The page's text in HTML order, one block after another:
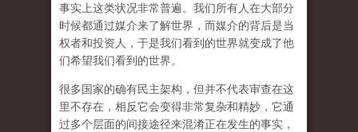
事实上这类状况非常普遍。我们所有人在大部分
时候都通过媒介来了解世界，而媒介的背后是当
权者和投资人，于是我们看到的世界就变成了他
们希望我们看到的世界。
很多国家的确有民主架构，但并不代表审查在这
里不存在，相反它会变得非常复杂和精妙，它通
过多个层面的间接途径来混淆正在发生的事实，